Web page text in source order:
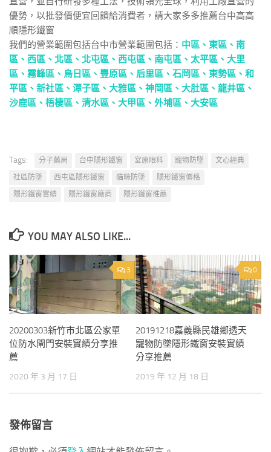
優勢，以批發價便宜回饋給消費者，請大家多多推薦台中高高
順隱形鐵窗
我們的營業範圍包括台中市營業範圍包括： 中區、 東區、 南
區、 西區、 北區、 北屯區、 西屯區、 南屯區、 太平區、 大里
區、 霧峰區、 烏日區、 豐原區、 后里區、 石岡區、 東勢區、 和
平區、 新社區、 潭子區、 大雅區、 神岡區、 大肚區、 龍井區、
沙鹿區、 梧棲區、 清水區、 大甲區、 外埔區、 大安區
Tags: 分子藥局 台中隱形鐵窗 宮原眼科 寵物防墜
文心經典
社區防墜
西屯區隱形鐵窗 貓咪防墜
隱形鐵窗價格
隱形鐵窗實績
隱形鐵窗廠商 隱形鐵窗推薦
YOU MAY ALSO LIKE...
3
20200303新竹市北區公家單
位防水閘門安裝實績分享推
薦
2020 年 3 月 17 日
0
20191218嘉義縣民雄鄉透天
寵物防墜隱形鐵窗安裝實績
分享推薦
2019 年 12 月 18 日
發佈留言